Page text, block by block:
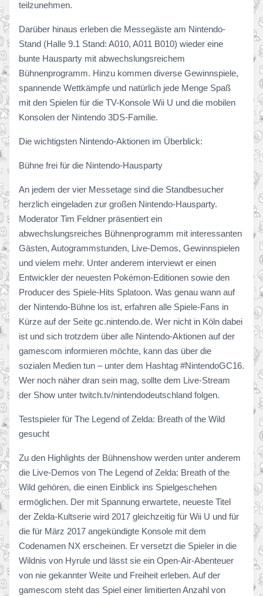
teilzunehmen.
Darüber hinaus erleben die Messegäste am Nintendo-
Stand (Halle 9.1 Stand: A010, A011 B010) wieder eine
bunte Hausparty mit abwechslungsreichem
Bühnenprogramm. Hinzu kommen diverse Gewinnspiele,
spannende Wettkämpfe und natürlich jede Menge Spaß
mit den Spielen für die TV-Konsole Wii U und die mobilen
Konsolen der Nintendo 3DS-Familie.
Die wichtigsten Nintendo-Aktionen im Überblick:
Bühne frei für die Nintendo-Hausparty
An jedem der vier Messetage sind die Standbesucher
herzlich eingeladen zur großen Nintendo-Hausparty.
Moderator Tim Feldner präsentiert ein
abwechslungsreiches Bühnenprogramm mit interessanten
Gästen, Autogrammstunden, Live-Demos, Gewinnspielen
und vielem mehr. Unter anderem interviewt er einen
Entwickler der neuesten Pokémon-Editionen sowie den
Producer des Spiele-Hits Splatoon. Was genau wann auf
der Nintendo-Bühne los ist, erfahren alle Spiele-Fans in
Kürze auf der Seite gc.nintendo.de. Wer nicht in Köln dabei
ist und sich trotzdem über alle Nintendo-Aktionen auf der
gamescom informieren möchte, kann das über die
sozialen Medien tun – unter dem Hashtag #NintendoGC16.
Wer noch näher dran sein mag, sollte dem Live-Stream
der Show unter twitch.tv/nintendodeutschland folgen.
Testspieler für The Legend of Zelda: Breath of the Wild
gesucht
Zu den Highlights der Bühnenshow werden unter anderem
die Live-Demos von The Legend of Zelda: Breath of the
Wild gehören, die einen Einblick ins Spielgeschehen
ermöglichen. Der mit Spannung erwartete, neueste Titel
der Zelda-Kultserie wird 2017 gleichzeitig für Wii U und für
die für März 2017 angekündigte Konsole mit dem
Codenamen NX erscheinen. Er versetzt die Spieler in die
Wildnis von Hyrule und lässt sie ein Open-Air-Abenteuer
von nie gekannter Weite und Freiheit erleben. Auf der
gamescom steht das Spiel einer limitierten Anzahl von